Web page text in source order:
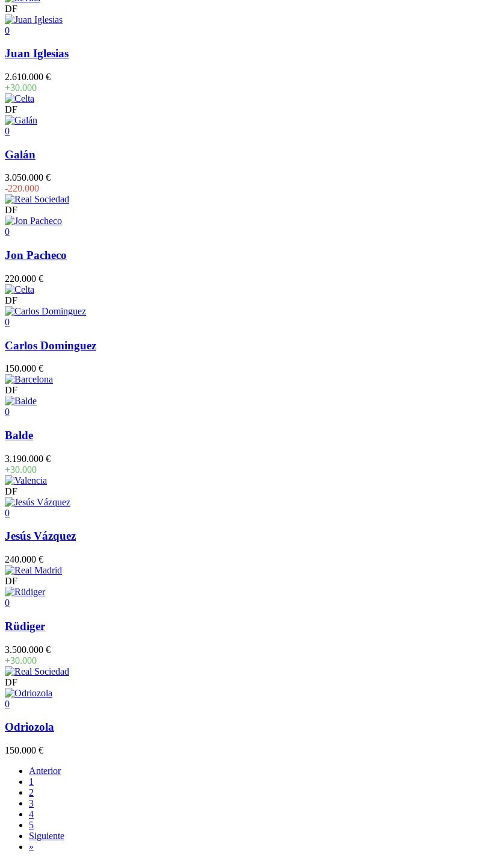
DF
0
Juan Iglesias
2.610.000 €
+30.000
DF
0
Galán
3.050.000 €
-220.000
DF
0
Jon Pacheco
220.000 €
DF
0
Carlos Dominguez
150.000 €
DF
0
Balde
3.190.000 €
+30.000
DF
0
Jesús Vázquez
240.000 €
DF
0
Rüdiger
3.500.000 €
+30.000
DF
0
Odriozola
150.000 €
Anterior
1
2
3
4
5
Siguiente
»